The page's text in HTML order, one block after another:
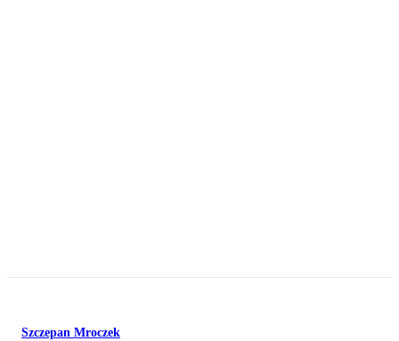
Szczepan Mroczek